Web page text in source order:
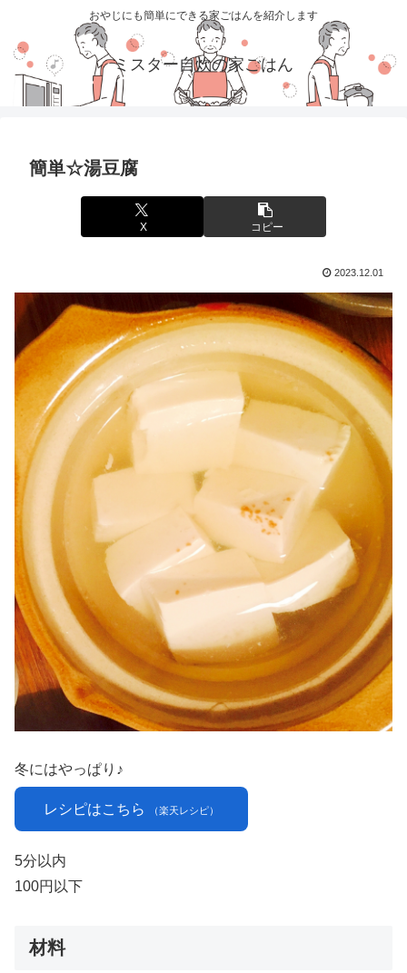
おやじにも簡単にできる家ごはんを紹介します
ミスター自炊の家ごはん
簡単☆湯豆腐
X コピー
2023.12.01
冬にはやっぱり♪
レシピはこちら （楽天レシピ）
5分以内
100円以下
材料